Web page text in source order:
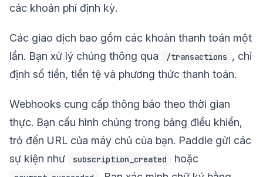
các khoản phí định kỳ.
Các giao dịch bao gồm các khoản thanh toán một
lần. Bạn xử lý chúng thông qua
/transactions , chỉ
định số tiền, tiền tệ và phương thức thanh toán.
Webhooks cung cấp thông báo theo thời gian
thực. Bạn cấu hình chúng trong bảng điều khiển,
trỏ đến URL của máy chủ của bạn. Paddle gửi các
sự kiện như
subscription_created hoặc